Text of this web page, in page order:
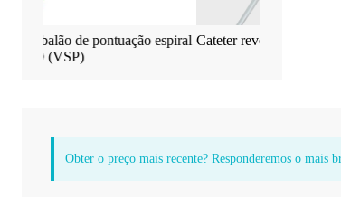
espiral Cateter revestido de droga (ED)
Obter o preço mais recente? Responderemos o mais